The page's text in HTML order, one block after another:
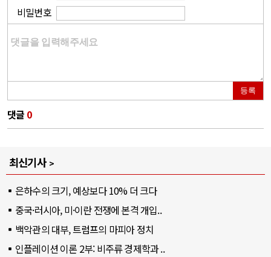
비밀번호
등록
댓글 0
최신기사
은하수의 크기, 예상보다 10% 더 크다
중국·러시아, 미·이란 전쟁에 본격 개입..
백악관의 대부, 트럼프의 마피아 정치
인플레이션 이론 2부: 비주류 경제학과 ..